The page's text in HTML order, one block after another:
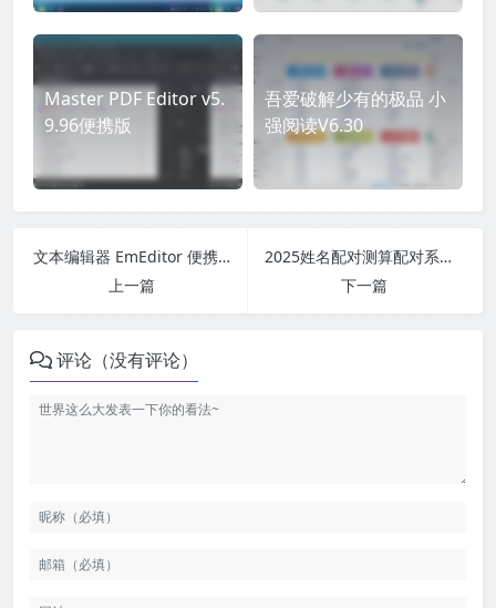
Master PDF Editor v5.
9.96便携版
吾爱破解少有的极品 小
强阅读V6.30
文本编辑器 EmEditor 便携注册版
上一篇
2025姓名配对测算配对系统七天情侣PHP源码带后台
下一篇
评论（没有评论）